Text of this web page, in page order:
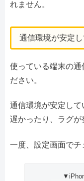
れません。
通信環境が安定
使っている端末の通
ださい。
通信環境が安定して
遅かったり、ラグが
一度、設定画面でチ